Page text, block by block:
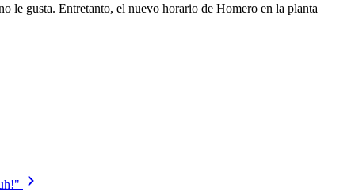
le gusta. Entretanto, el nuevo horario de Homero en la planta